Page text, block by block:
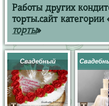
Работы других
торты.сайт категории
торты»
Свадебный